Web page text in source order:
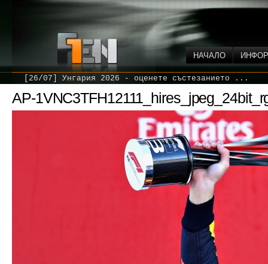
НАЧАЛО
[26/07] Унгария 2026 - оценете състезанието ...
AP-